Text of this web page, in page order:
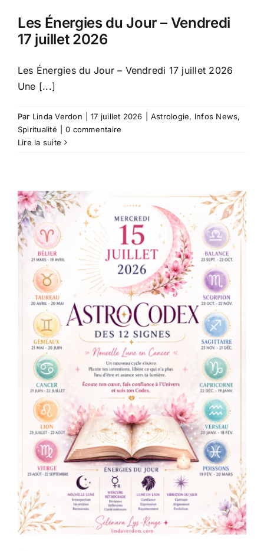
Les Énergies du Jour – Vendredi
17 juillet 2026
Les Énergies du Jour – Vendredi 17 juillet 2026
Une [...]
Par Linda Verdon 17 juillet 2026 Astrologie, Infos News,
Spiritualité
0 commentaire
Lire la suite